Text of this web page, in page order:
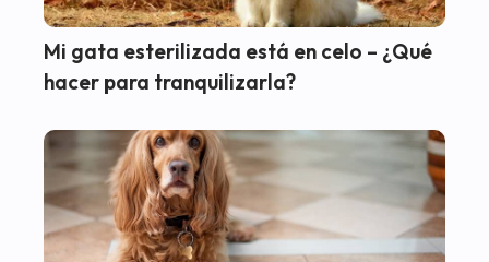
Mi gata esterilizada está en celo – ¿Qué
hacer para tranquilizarla?